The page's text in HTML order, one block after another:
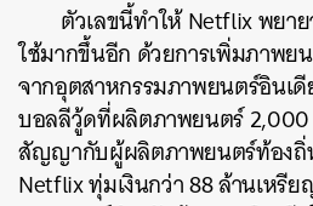
ตัวเลขนี้ทำให้ Netflix พยา
ใช้มากขึ้นอีก ด้วยการเพิ่มภาพย
จากอุตสาหกรรมภาพยนตร์อินเ
บอลลีวู้ดที่ผลิตภาพยนตร์ 2,000
สัญญากับผู้ผลิตภาพยนตร์ท้องถิ่
Netflix ทุ่มเงินกว่า 88 ล้านเหรี